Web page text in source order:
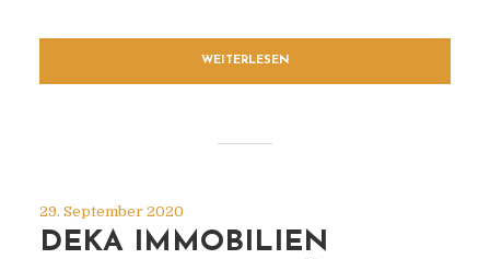
WEITERLESEN
29. September 2020
DEKA IMMOBILIEN